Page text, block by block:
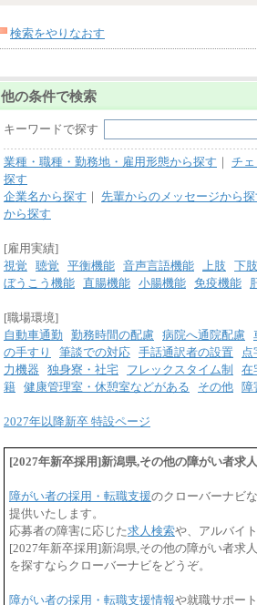
検索をやりなおす
他の条件で検索
キーワードで探す
業種・職種・勤務地・雇用形態から探す ｜ チ
探す
企業名から探す ｜ 先輩からのメッセージから探
から探す
[雇用実績]
視覚
聴覚 平衡機能 音声言語機能 上肢 下肢
ぼうこう機能 直腸機能 小腸機能 免疫機能
[職場環境]
自動車通勤
勤務時間の配慮 病院へ通院配慮
の手すり
筆談での対応 手話通訳者の設置 点
力機器
独身寮・社宅 フレックスタイム制 在
籍 健康管理室・休憩室などがある その他 障
2027年以降新卒 特設ページ
[2027年新卒採用]新潟県,その他の障がい者求
障がい者の採用・転職支援のクローバーナビ
提供いたします。
応募者の障害に応じた求人検索や、アルバイ
[2027年新卒採用]新潟県,その他の障がい者求
を探すならクローバーナビをどうぞ。
障がい者の採用・転職支援情報や就職サポー